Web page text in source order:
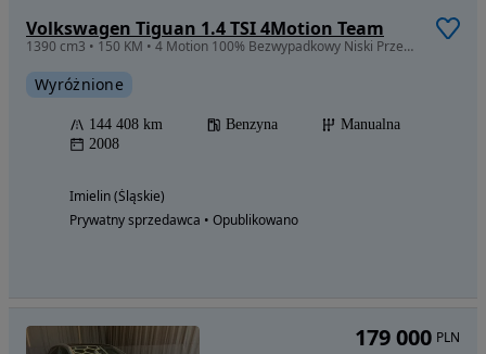
Volkswagen Tiguan 1.4 TSI 4Motion Team
1390 cm3 • 150 KM • 4 Motion 100% Bezwypadkowy Niski Przebieg Super Stan Doinwestowany Hak
Wyróżnione
144 408 km Benzyna
Manualna
2008
Imielin (Śląskie)
Prywatny sprzedawca • Opublikowano
179 000 PLN